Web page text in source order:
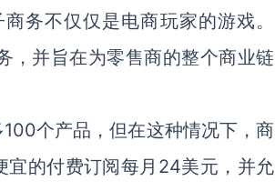
务不仅仅是电商玩家的游戏。
，并旨在为零售商的整个商业链
个产品，但在这种情况下，商
宜的付费订阅每月24美元，并允